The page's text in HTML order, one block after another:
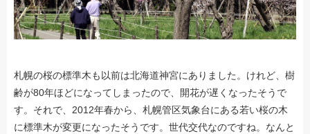
札幌の桜の標準木も以前は北海道神宮にありました。けれど、樹
齢が80年ほどになってしまったので、開花が遅くなったそうで
す。それで、2012年春から、札幌管区気象台にある若い桜の木
に標準木が変更になったそうです。世代交代なのですね。なんと